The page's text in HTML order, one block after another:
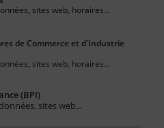
sites web, horaires...
de Commerce et d'Industrie
sites web, horaires...
(BPI)
sites web...